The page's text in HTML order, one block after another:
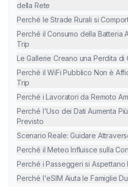
della Rete
Perché le Strade Rurali si
Perché il Consumo della Batteria
Trip
Le Gallerie Creano una Perdita di
Perché il WiFi Pubblico Non è
Trip
Perché i Lavoratori da Remoto
Perché l'Uso dei Dati Aumenta
Previsto
Scenario Reale: Guidare
Perché il Meteo Influisce sulla
Perché i Passeggeri si Aspettano
Perché l'eSIM Aiuta le Famiglie